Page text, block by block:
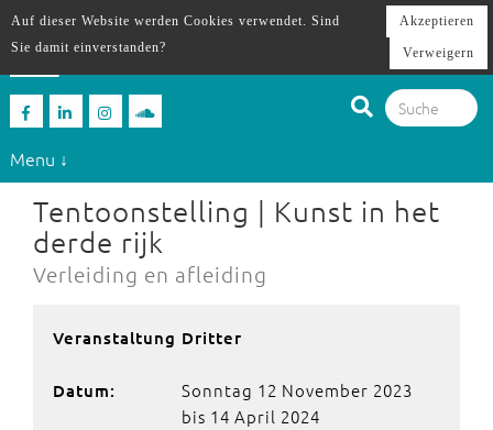
Menu ↓
Tentoonstelling | Kunst in het
derde rijk
Verleiding en afleiding
Veranstaltung Dritter
Datum:
Sonntag 12 November 2023
bis 14 April 2024
Auf dieser Website werden Cookies verwendet. Sind
Sie damit einverstanden?
Akzeptieren
Verweigern